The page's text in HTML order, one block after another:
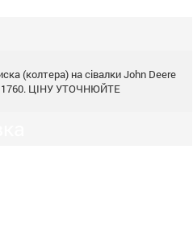
(колтера) на сівалки John Deere
1760. ЦІНУ УТОЧНЮЙТЕ